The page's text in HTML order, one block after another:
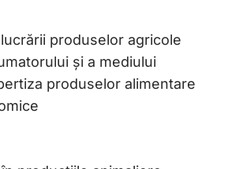
produselor agricole
și a mediului
produselor alimentare